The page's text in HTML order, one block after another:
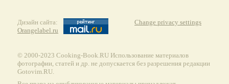
Дизайн сайта:
Orangelabel.ru
Change privacy settings
© 2000-2023 Сooking-Book.RU Использование материалов
фотографии, статей и др. не допускается без разрешения редакции
Gotovim.RU.